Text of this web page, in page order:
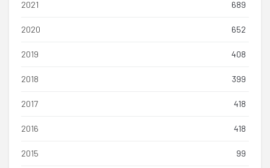
2021 689
2020 652
2019 408
2018 399
2017 418
2016 418
2015 99